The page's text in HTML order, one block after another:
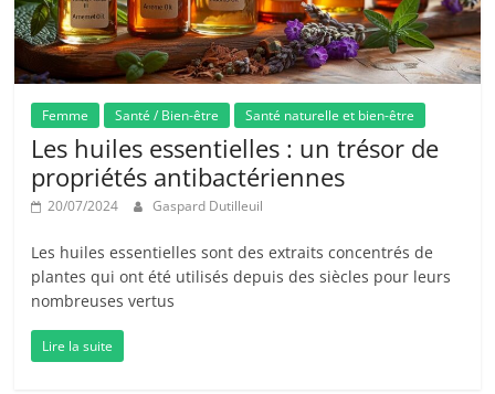
Femme Santé / Bien-être Santé naturelle et bien-être
Les huiles essentielles : un trésor de
propriétés antibactériennes
20/07/2024 Gaspard Dutilleuil
Les huiles essentielles sont des extraits concentrés de
plantes qui ont été utilisés depuis des siècles pour leurs
nombreuses vertus
Lire la suite